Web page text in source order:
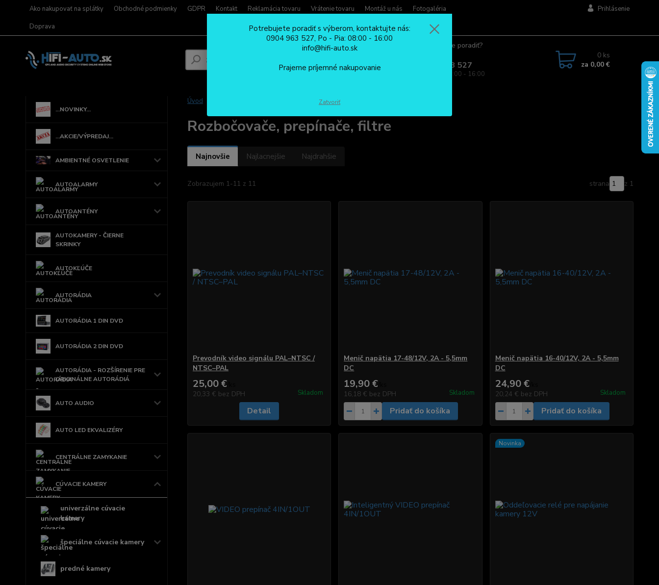
Ako nakupovať na splátky Obchodné podmienky GDPR Kontakt Reklamácia tovaru Vrátenie tovaru Montáž u nás
Fotogaléria
Doprava
Prihlásenie
Potrebujete poradiť?
0904 963 527
Po - Pia: 08:00 - 16:00
0 ks
za 0,00 €
...NOVINKY...
...AKCIE/VÝPREDAJ...
AMBIENTNÉ OSVETLENIE
AUTOALARMY
AUTOANTÉNY
AUTOKAMERY - ČIERNE
SKRINKY
AUTOKĽÚČE
AUTORÁDIA
AUTORÁDIA 1 DIN DVD
AUTORÁDIA 2 DIN DVD
AUTORÁDIA - ROZŠÍRENIE PRE
ORIGINÁLNE AUTORÁDIÁ
AUTO AUDIO
AUTO LED EKVALIZÉRY
CENTRÁLNE ZAMYKANIE
CÚVACIE KAMERY
univerzálne cúvacie
kamery
špeciálne cúvacie kamery
predné kamery
Úvod Rozbočovače, prepínače, filtre
Rozbočovače, prepínače, filtre
Najnovšie Najlacnejšie Najdrahšie
Zobrazujem 1-11 z 11 strana z 1
Prevodník video signálu PAL–NTSC /
NTSC–PAL
25,00 €/
20,33 € bez DPH Skladom
Detail
Menič napätia 17-48/12V, 2A - 5,5mm
DC
19,90 €
16,18 € bez DPH Skladom
Pridať do košíka
Menič napätia 16-40/12V, 2A - 5,5mm
DC
24,90 €/
20,24 € bez DPH Skladom
Pridať do košíka
Novinka
Potrebujete poradiť s výberom, kontaktujte nás:
0904 963 527, Po - Pia: 08:00 - 16:00
info@hifi-auto.sk
Prajeme príjemné nakupovanie
Zatvoriť